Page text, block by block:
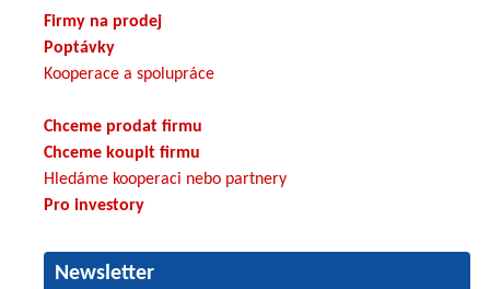
Firmy na prodej
Poptávky
Kooperace a spolupráce
Chceme prodat firmu
Chceme koupit firmu
Hledáme kooperaci nebo partnery
Pro investory
Newsletter